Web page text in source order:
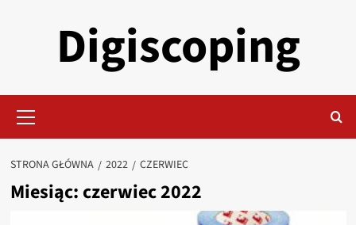
Digiscoping
główne
STRONA GŁÓWNA 2022 CZERWIEC
Miesiąc: czerwiec 2022